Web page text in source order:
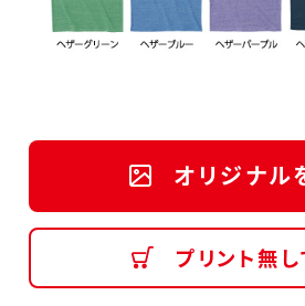
オリジナル
プリント無